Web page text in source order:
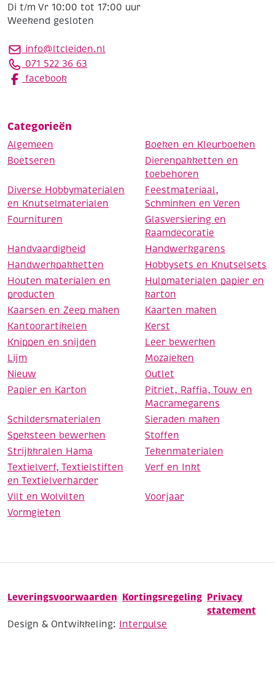
Di t/m Vr 10:00 tot 17:00 uur
Weekend gesloten
info@ltcleiden.nl
071 522 36 63
facebook
Categorieën
Algemeen
Boeken en Kleurboeken
Boetseren
Dierenpakketten en
toebehoren
Diverse Hobbymaterialen
en Knutselmaterialen
Feestmateriaal,
Schminken en Veren
Fournituren
Glasversiering en
Raamdecoratie
Handvaardigheid
Handwerkgarens
Handwerkpakketten
Hobbysets en Knutselsets
Houten materialen en
producten
Hulpmaterialen papier en
karton
Kaarsen en Zeep maken
Kaarten maken
Kantoorartikelen
Kerst
Knippen en snijden
Leer bewerken
Lijm
Mozaieken
Nieuw
Outlet
Papier en Karton
Pitriet, Raffia, Touw en
Macramegarens
Schildersmaterialen
Sieraden maken
Speksteen bewerken
Stoffen
Strijkkralen Hama
Tekenmaterialen
Textielverf, Textielstiften
en Textielverharder
Verf en Inkt
Vilt en Wolvilten
Voorjaar
Vormgieten
Leveringsvoorwaarden Kortingsregeling Privacy
statement
Design & Ontwikkeling: Interpulse